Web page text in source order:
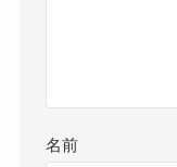
名前